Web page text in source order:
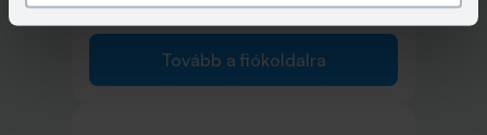
Tovább a fiókoldalra